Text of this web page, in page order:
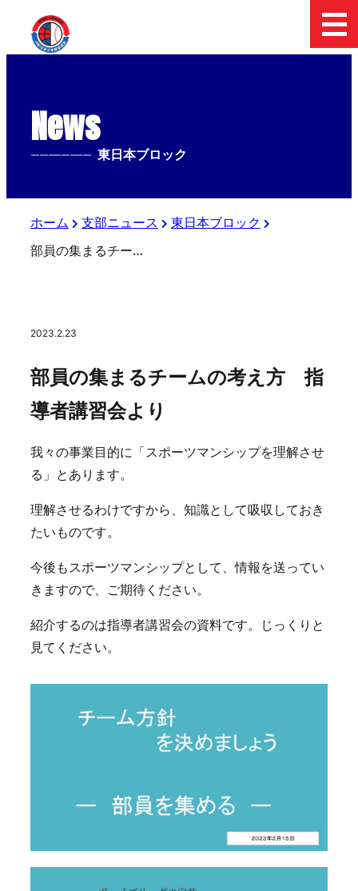
News
-------------- 東日本ブロック
ホーム 支部ニュース
東日本ブロック
部員の集まるチームの考え方 指導者講習会より
2023.2.23
部員の集まるチームの考え方 指
導者講習会より
我々の事業目的に「スポーツマンシップを理解させ
る」とあります。
理解させるわけですから、知識として吸収しておき
たいものです。
今後もスポーツマンシップとして、情報を送ってい
きますので、ご期待ください。
紹介するのは指導者講習会の資料です。じっくりと
見てください。